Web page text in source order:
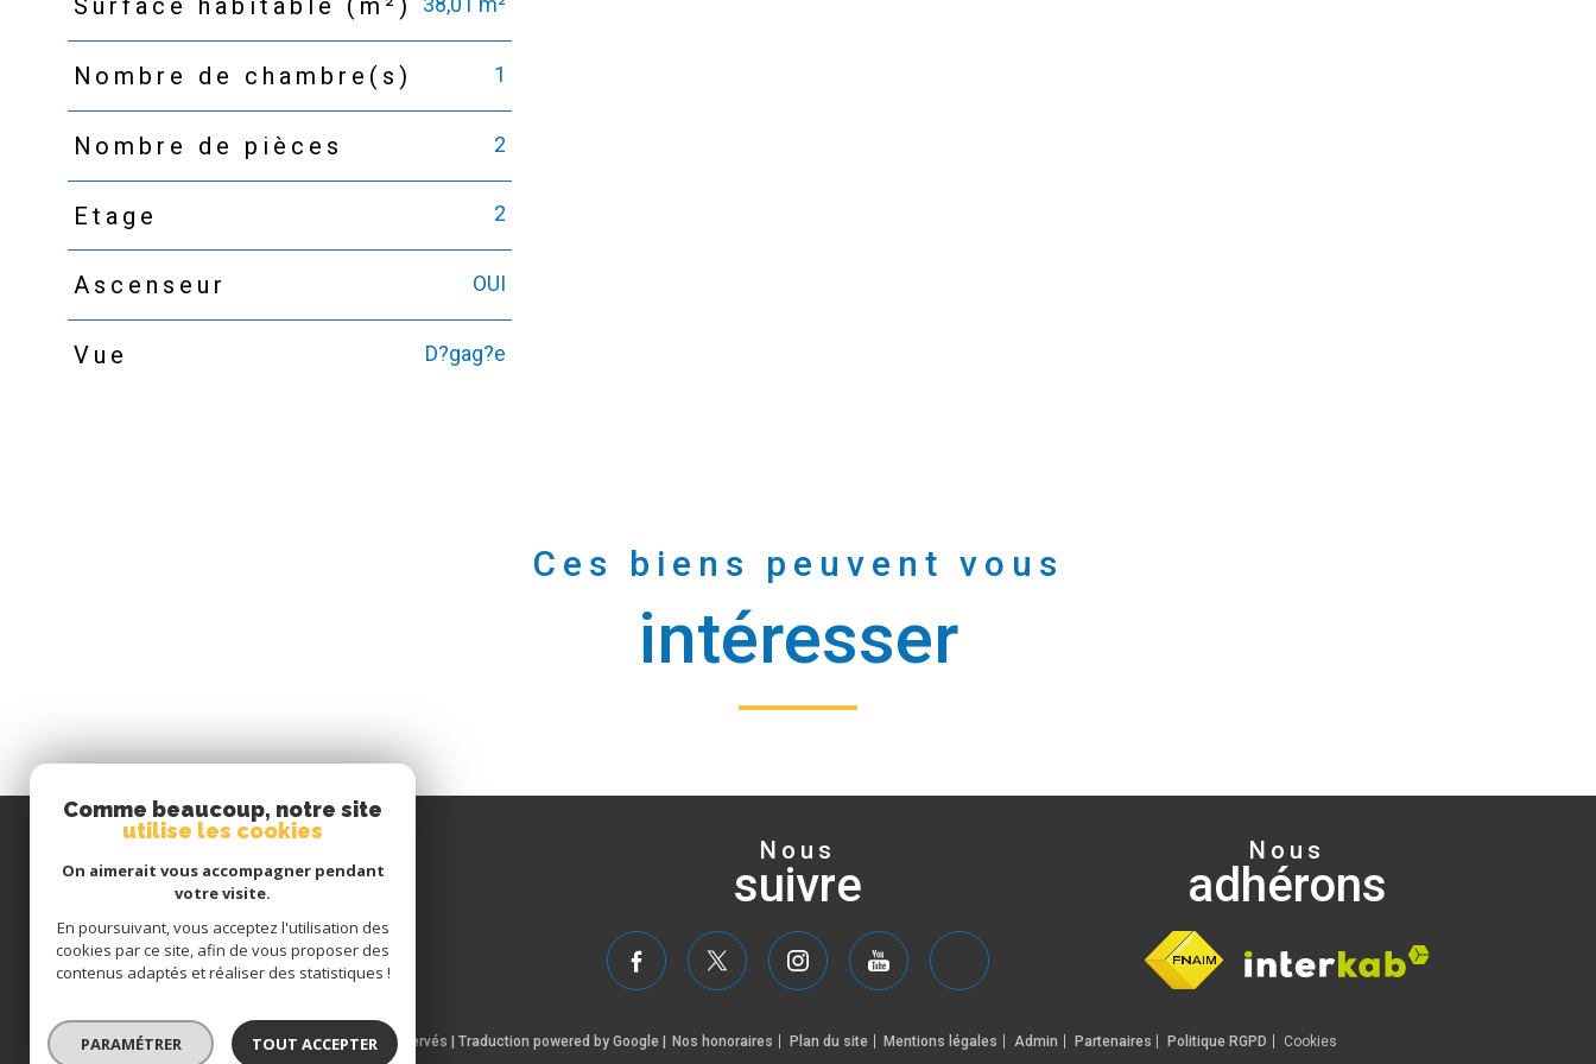
Surface habitable (m²)
Nombre de chambre(s) 1
Nombre de pièces 2
Etage 2
Ascenseur OUI
Vue D?gag?e
Ces biens peuvent vous
intéresser
clients
Nous
suivre
Nous
adhérons
© 2026 | Tous droits réservés | Traduction powered by Google | Nos honoraires Plan du site Mentions légales Admin Partenaires Politique RGPD Cookies
Comme beaucoup, notre site
utilise les cookies
On aimerait vous accompagner pendant
votre visite.
En poursuivant, vous acceptez l'utilisation des
cookies par ce site, afin de vous proposer des
contenus adaptés et réaliser des statistiques !
PARAMÉTRER TOUT ACCEPTER